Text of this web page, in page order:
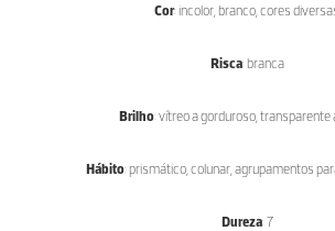
Cor: incolor, branco, cores
Risca: branca
Brilho: vítreo a gorduroso, transparente
Hábito: prismático, colunar, agrupamentos
Dureza: 7